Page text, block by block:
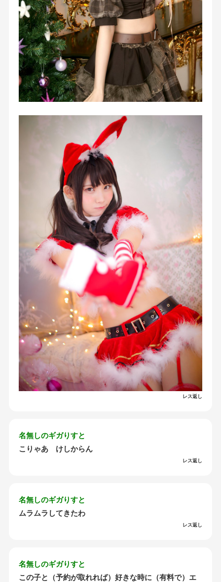
レス返し
名無しのギガりすと
こりゃあ けしからん
レス返し
名無しのギガりすと
ムラムラしてきたわ
レス返し
名無しのギガりすと
この子と（予約が取れれば）好きな時に（有料で）エ